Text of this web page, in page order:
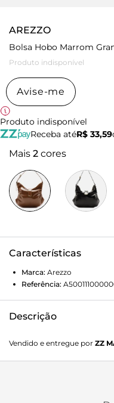
AREZZO
Bolsa Hobo Marrom
Produto indisponível
Avise-me
Produto indisponível
Receba atéR$ 33,59
Mais 2 cores
Características
Marca: Arezzo
Referência:
Descrição
Vendido e entregue por ZZ